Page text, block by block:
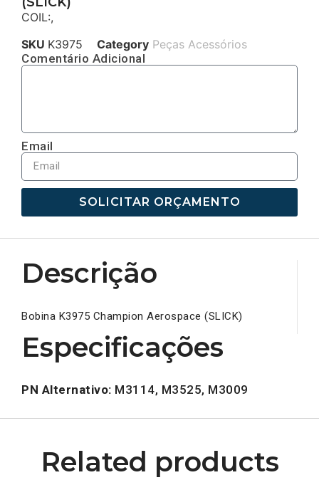
COIL:,
SKU K3975 Category Peças Acessórios
Comentário Adicional
Email
SOLICITAR ORÇAMENTO
Descrição
Bobina K3975 Champion Aerospace (SLICK)
Especificações
PN Alternativo: M3114, M3525, M3009
Related products